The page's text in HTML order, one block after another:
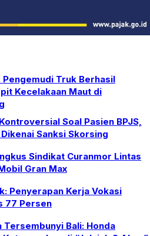
Pengemudi Truk Berhasil
Kecelakaan Maut di
Soal Pasien BPJS,
Sanksi Skorsing
Sindikat Curanmor Lintas
Gran Max
Penyerapan Kerja Vokasi
77 Persen
Tersembunyi Bali: Honda